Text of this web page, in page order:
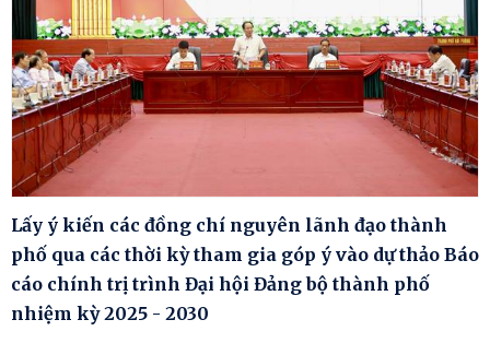
Lấy ý kiến các đồng chí nguyên lãnh đạo thành
phố qua các thời kỳ tham gia góp ý vào dự thảo Báo
cáo chính trị trình Đại hội Đảng bộ thành phố
nhiệm kỳ 2025 - 2030